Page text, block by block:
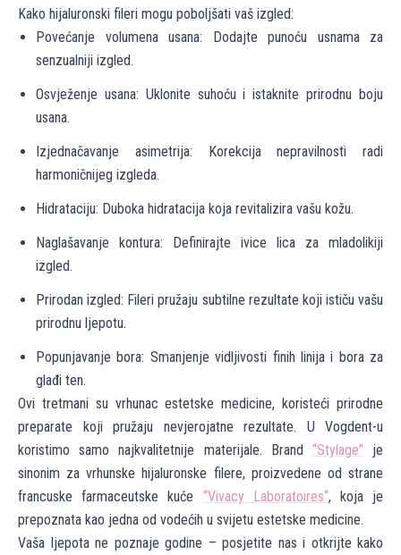
Kako hijaluronski fileri mogu poboljšati vaš izgled:
Povećanje volumena usana: Dodajte punoću usnama za
senzualniji izgled.
Osvježenje usana: Uklonite suhoću i istaknite prirodnu boju
usana.
Izjednačavanje asimetrija: Korekcija nepravilnosti radi
harmoničnijeg izgleda.
Hidrataciju: Duboka hidratacija koja revitalizira vašu kožu.
Naglašavanje kontura: Definirajte ivice lica za mladolikiji
izgled.
Prirodan izgled: Fileri pružaju subtilne rezultate koji ističu vašu
prirodnu ljepotu.
Popunjavanje bora: Smanjenje vidljivosti finih linija i bora za
glađi ten.
Ovi tretmani su vrhunac estetske medicine, koristeći prirodne
preparate koji pružaju nevjerojatne rezultate. U Vogdent-u
koristimo samo najkvalitetnije materijale. Brand “Stylage” je
sinonim za vrhunske hijaluronske filere, proizvedene od strane
francuske farmaceutske kuće “Vivacy Laboratoires“, koja je
prepoznata kao jedna od vodećih u svijetu estetske medicine.
Vaša ljepota ne poznaje godine – posjetite nas i otkrijte kako